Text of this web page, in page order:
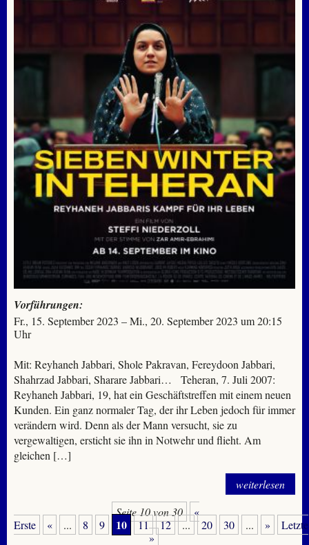
Vorführungen:
Fr., 15. September 2023 – Mi., 20. September 2023 um 20:15
Uhr
Mit: Reyhaneh Jabbari, Shole Pakravan, Fereydoon Jabbari,
Shahrzad Jabbari, Sharare Jabbari… Teheran, 7. Juli 2007:
Reyhaneh Jabbari, 19, hat ein Geschäftstreffen mit einem neuen
Kunden. Ein ganz normaler Tag, der ihr Leben jedoch für immer
verändern wird. Denn als der Mann versucht, sie zu
vergewaltigen, ersticht sie ihn in Notwehr und flieht. Am
gleichen […]
weiterlesen
Seite 10 von 30
«
Erste
« ... 8 9 10 11 12 ... 20 30 ... »
Letzte
»